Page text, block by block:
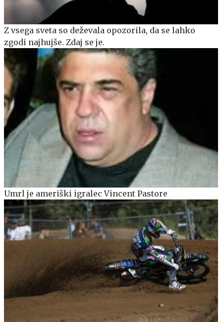
Z vsega sveta so deževala opozorila, da se lahko
zgodi najhujše. Zdaj se je.
Umrl je ameriški igralec Vincent Pastore